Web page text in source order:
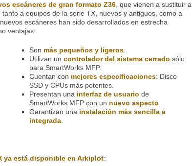
escáneres de gran formato Z36, que vienen a sustituir a
a equipos de la serie TX, nuevos y antiguos, como a
escáneres han sido desarrollados en estrecha
ventajas:
Son más pequeños y ligeros.
Utilizan un controlador del sistema cerrado sólo
para SmartWorks MFP.
Cuentan con mejores especificaciones: Disco
SSD y CPUs más potentes.
Presentan una interfaz de usuario de
SmartWorks MFP con un nuevo aspecto.
Garantizan una instalación más sencilla e
integrada.
ya está disponible en Arkiplot: